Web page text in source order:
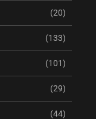
(20)
(133)
(101)
(29)
(44)